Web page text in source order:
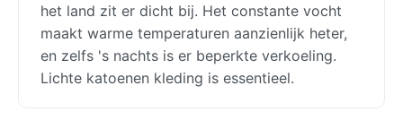
het land zit er dicht bij. Het constante vocht
maakt warme temperaturen aanzienlijk heter,
en zelfs 's nachts is er beperkte verkoeling.
Lichte katoenen kleding is essentieel.